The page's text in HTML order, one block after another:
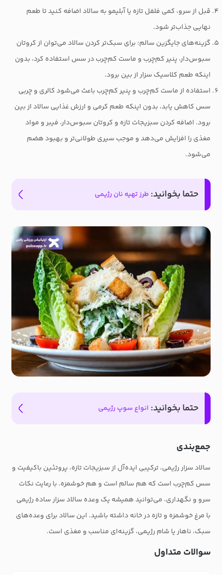
قبل از سرو، کمی فلفل تازه یا آبلیمو به سالاد اضافه کنید تا طعم
نهایی جذاب‌تر شود.
گزینه‌های جایگزین سالم: برای سبک‌تر کردن سالاد می‌توان از کروتان
سبوس‌دار، پنیر کم‌چرب و ماست کم‌چرب در سس استفاده کرد، بدون
اینکه طعم کلاسیک سزار از بین برود.
استفاده از ماست کم‌چرب و پنیر کم‌چرب باعث می‌شود کالری و چربی
سس کاهش یابد، بدون اینکه طعم کرمی و ارزش غذایی سالاد از بین
برود. اضافه کردن سبزیجات تازه و کروتان سبوس‌دار، فیبر و مواد
مغذی را افزایش می‌دهد و موجب سیری طولانی‌تر و بهبود هضم
می‌شود.
حتما بخوانید: طرز تهیه نان رژیمی
حتما بخوانید: انواع سوپ رژیمی
جمع‌بندی
سالاد سزار رژیمی، ترکیبی ایده‌آل از سبزیجات تازه، پروتئین باکیفیت و
سس کم‌چرب است که هم سالم است و هم خوشمزه. با رعایت نکات
سرو و نگهداری، می‌توانید همیشه یک وعده سالاد سزار ساده رژیمی
با مرغ خوشمزه و تازه در خانه داشته باشید. این سالاد برای وعده‌های
سبک، ناهار یا شام رژیمی، گزینه‌ای مناسب و مغذی است.
سوالات متداول